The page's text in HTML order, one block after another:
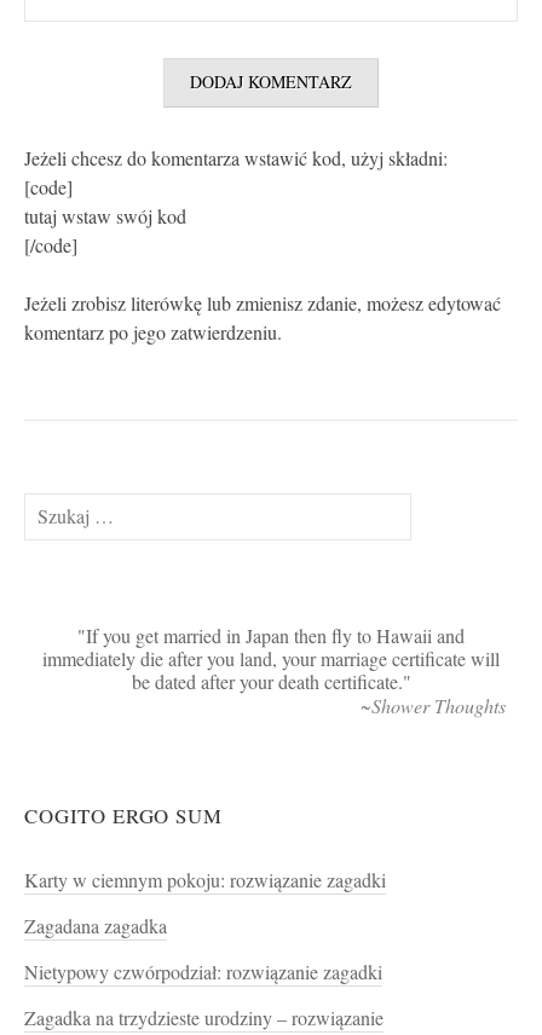
Jeżeli chcesz do komentarza wstawić kod, użyj składni:
[code]
tutaj wstaw swój kod
[/code]
Jeżeli zrobisz literówkę lub zmienisz zdanie, możesz edytować
komentarz po jego zatwierdzeniu.
Szukaj:
If you get married in Japan then fly to Hawaii and
immediately die after you land, your marriage certificate will
be dated after your death certificate.
~Shower Thoughts
COGITO ERGO SUM
Karty w ciemnym pokoju: rozwiązanie zagadki
Zagadana zagadka
Nietypowy czwórpodział: rozwiązanie zagadki
Zagadka na trzydzieste urodziny – rozwiązanie